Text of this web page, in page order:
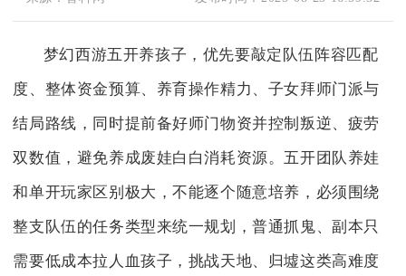
梦幻西游五开养孩子，优先要敲定队伍阵容匹配
度、整体资金预算、养育操作精力、子女拜师门派与
结局路线，同时提前备好师门物资并控制叛逆、疲劳
双数值，避免养成废娃白白消耗资源。五开团队养娃
和单开玩家区别极大，不能逐个随意培养，必须围绕
整支队伍的任务类型来统一规划，普通抓鬼、副本只
需要低成本拉人血孩子，挑战天地、归墟这类高难度